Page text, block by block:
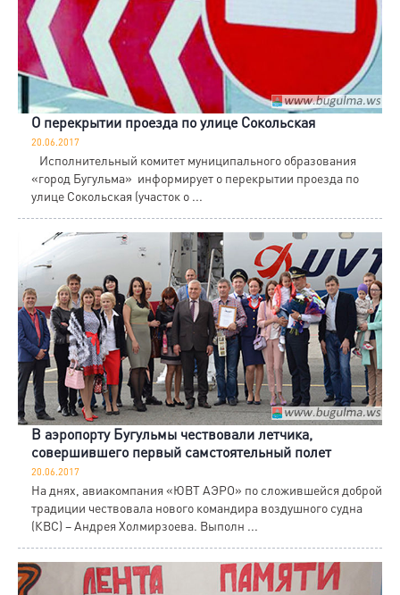
О перекрытии проезда по улице Сокольская
20.06.2017
Исполнительный комитет муниципального образования
«город Бугульма» информирует о перекрытии проезда по
улице Сокольская (участок о ...
В аэропорту Бугульмы чествовали летчика,
совершившего первый самстоятельный полет
20.06.2017
На днях, авиакомпания «ЮВТ АЭРО» по сложившейся доброй
традиции чествовала нового командира воздушного судна
(КВС) – Андрея Холмирзоева. Выполн ...